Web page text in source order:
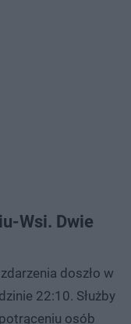
Wsi. Dwie
doszło w
22:10. Służby
osób